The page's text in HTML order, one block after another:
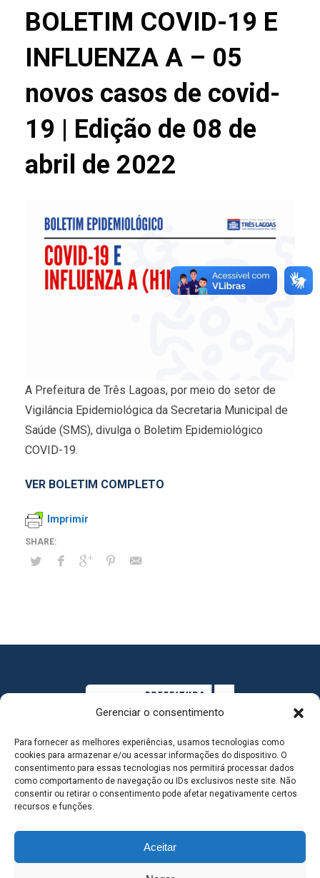
Gerenciar o consentimento
Para fornecer as melhores experiências, usamos tecnologias como
cookies para armazenar e/ou acessar informações do dispositivo. O
consentimento para essas tecnologias nos permitirá processar dados
como comportamento de navegação ou IDs exclusivos neste site. Não
consentir ou retirar o consentimento pode afetar negativamente certos
recursos e funções.
Aceitar
BOLETIM COVID-19 E
INFLUENZA A – 05
novos casos de covid-
19 | Edição de 08 de
abril de 2022
A Prefeitura de Três Lagoas, por meio do setor de
Vigilância Epidemiológica da Secretaria Municipal de
Saúde (SMS), divulga o Boletim Epidemiológico
COVID-19.
VER BOLETIM COMPLETO
Imprimir
MAPA DO SITE